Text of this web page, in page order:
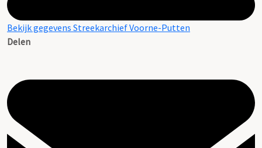
Bekijk gegevens Streekarchief Voorne-Putten
Delen